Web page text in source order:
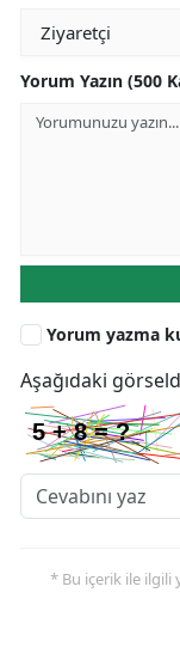
Yorum Yazın (500
Yorum yazma
Aşağıdaki
* Bu içerik ile ilgili